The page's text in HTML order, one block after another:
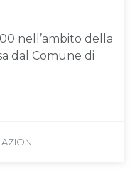
nell’ambito della
dal Comune di